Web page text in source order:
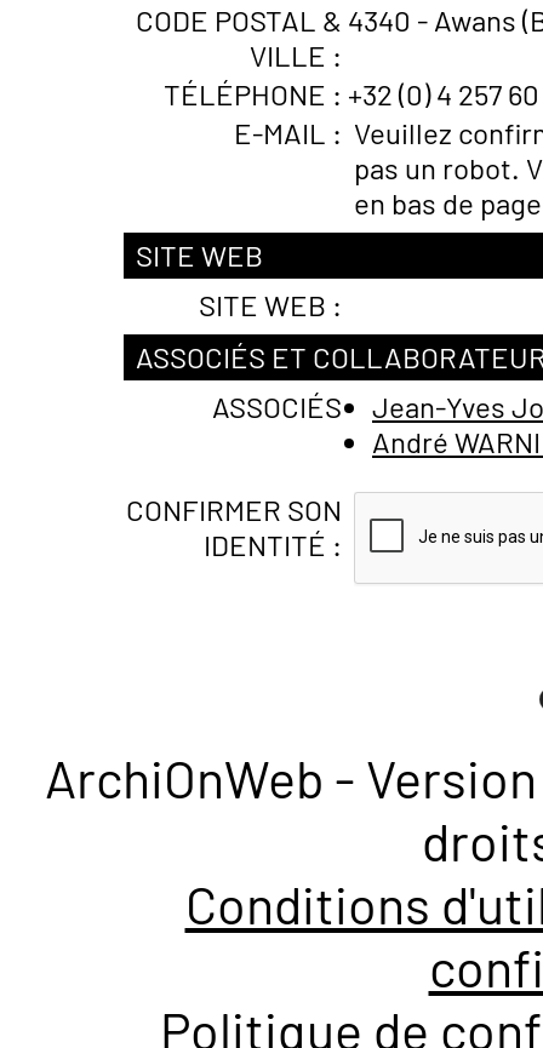
CODE POSTAL &
VILLE :
4340 - Awans
TÉLÉPHONE : +32 (0) 4 257 60
E-MAIL : Veuillez
pas un robot.
en bas de
SITE WEB
SITE WEB :
ASSOCIÉS ET
ASSOCIÉS
Jean-Yves
André
CONFIRMER SON
IDENTITÉ :
ArchiOnWeb -
Conditions
Politique de